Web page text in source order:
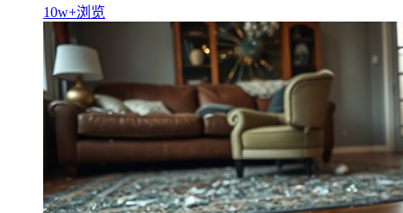
10w+浏览